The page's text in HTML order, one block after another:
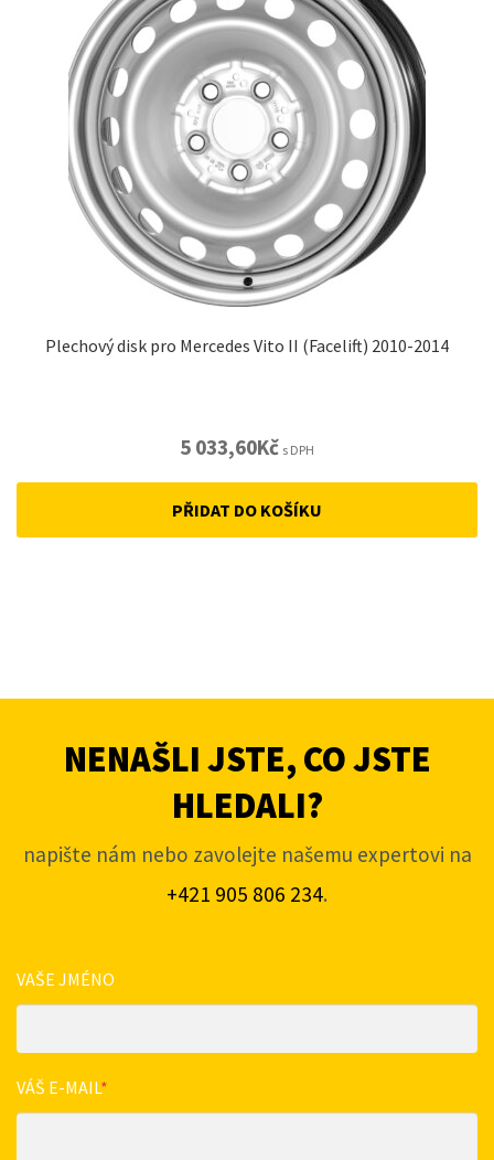
Plechový disk pro Mercedes Vito II (Facelift) 2010-2014
5 033,60Kč s DPH
PŘIDAT DO KOŠÍKU
NENAŠLI JSTE, CO JSTE
HLEDALI?
napište nám nebo zavolejte našemu expertovi na
+421 905 806 234.
VAŠE JMÉNO
VÁŠ E-MAIL*